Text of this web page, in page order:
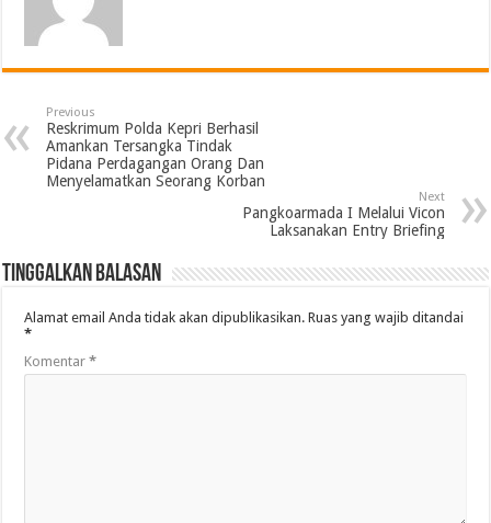
Previous
Reskrimum Polda Kepri Berhasil
Amankan Tersangka Tindak
Pidana Perdagangan Orang Dan
Menyelamatkan Seorang Korban
Next
Pangkoarmada I Melalui Vicon
Laksanakan Entry Briefing
Tinggalkan Balasan
Alamat email Anda tidak akan dipublikasikan. Ruas yang wajib ditandai
*
Komentar*